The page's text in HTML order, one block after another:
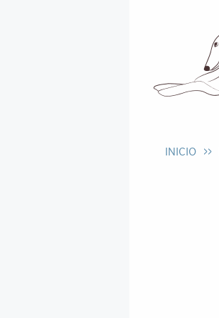
INICIO >>